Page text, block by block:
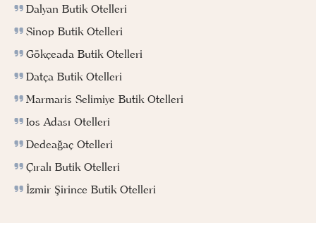
Dalyan Butik Otelleri
Sinop Butik Otelleri
Gökçeada Butik Otelleri
Datça Butik Otelleri
Marmaris Selimiye Butik Otelleri
Ios Adası Otelleri
Dedeağaç Otelleri
Çıralı Butik Otelleri
İzmir Şirince Butik Otelleri